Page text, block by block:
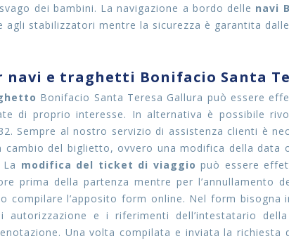
dei bambini. La navigazione a bordo delle navi
stabilizzatori mentre la sicurezza è garantita dalle
e traghetti Bonifacio Santa
Bonifacio Santa Teresa Gallura può essere
di proprio interesse. In alternativa è possibile
Sempre al nostro servizio di assistenza clienti è
del biglietto, ovvero una modifica della data
modifica del ticket di viaggio può essere
prima della partenza mentre per l’annullamento
compilare l’apposito form online. Nel form bisogna
e i riferimenti dell’intestatario
Una volta compilata e inviata la richiesta